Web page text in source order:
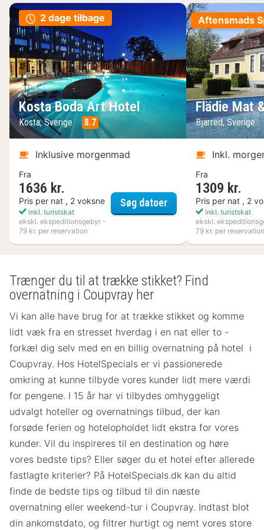
2 dage tilbage
Kosta Boda Art Hotel
Kosta, Sverige 8.7
Inklusive morgenmad
Fra
1636 kr.
Pris per nat , 2 voksne
inkl. turistskat
ekskl. ekspeditionsgebyr -
79 kr. per reservation
Søg datoerKosta Boda Art Hotel
Aftensmads
Flädie Mat
Bjärred, Sverige
Inkl.
Fra
1309 kr.
Pris per nat , 2
inkl. turistskat
ekskl.
79 kr. per reservation
Trænger du til at trække stikket? Find
overnatning i Coupvray her
Vi kan alle have brug for at trække stikket og komme
lidt væk fra en stresset hverdag i en nat eller to -
forkæl dig selv med en en billig overnatning på hotel i
Coupvray. Hos HotelSpecials er vi passionerede
omkring at kunne tilbyde vores kunder lidt mere værdi
for pengene. I 15 år har vi tilbydes omhyggeligt
udvalgt hoteller og overnatnings tilbud, der kan
forsøde ferien og hotelopholdet lidt ekstra for vores
kunder. Vil du inspireres til en destination og høre
vores bedste tips? Eller søger du et hotel efter allerede
fastlagte kriterier? På HotelSpecials.dk kan du altid
finde de bedste tips og tilbud til din næste
overnatning eller weekend-tur i Coupvray. Indtast blot
din ankomstdato, og filtrer hurtigt og nemt vores store